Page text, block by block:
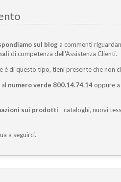
sul bloga commenti
di competenza dell'Assistenza Clienti.
è di questo tipo, tieni presente che non
numero verde 800.14.74.14oppure a
sui prodotti - cataloghi, nuovi
a seguirci.